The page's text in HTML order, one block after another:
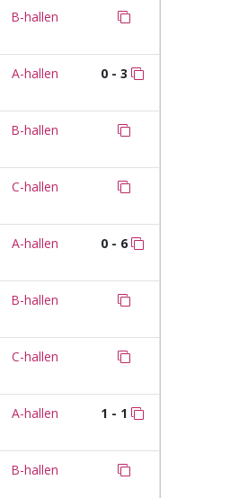
B-hallen
A-hallen 0 - 3
B-hallen
C-hallen
A-hallen 0 - 6
B-hallen
C-hallen
A-hallen 1 - 1
B-hallen